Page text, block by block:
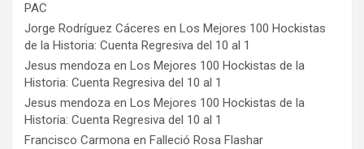
PAC
Jorge Rodríguez Cáceres en Los Mejores 100 Hockistas
de la Historia: Cuenta Regresiva del 10 al 1
Jesus mendoza en Los Mejores 100 Hockistas de la
Historia: Cuenta Regresiva del 10 al 1
Jesus mendoza en Los Mejores 100 Hockistas de la
Historia: Cuenta Regresiva del 10 al 1
Francisco Carmona en Falleció Rosa Flashar